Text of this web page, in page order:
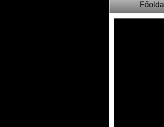
Főoldal